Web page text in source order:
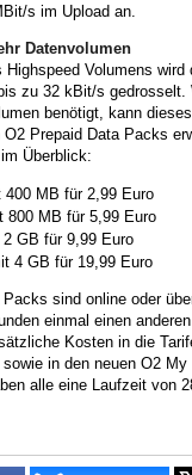
s im Upload an.
Datenvolumen
Highspeed Volumens wird
zu 32 kBit/s gedrosselt.
benötigt, kann
O2 Prepaid Data Packs
Überblick:
MB für 2,99 Euro
800 MB für 5,99 Euro
GB für 9,99 Euro
4 GB für 19,99 Euro
sind online oder
einmal einen
Kosten in die
in den neuen O2 My
alle eine Laufzeit von